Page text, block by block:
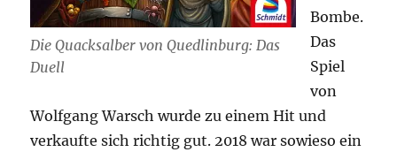
Die Quacksalber von Quedlinburg: Das
Duell
Bombe.
Das
Spiel
von
Wolfgang Warsch wurde zu einem Hit und
verkaufte sich richtig gut. 2018 war sowieso ein